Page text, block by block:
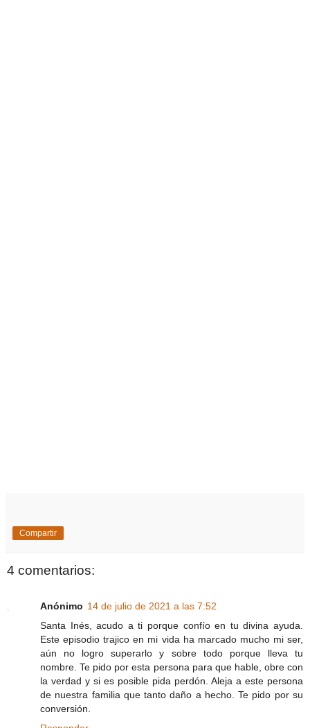
Compartir
4 comentarios:
Anónimo 14 de julio de 2021 a las 7:52
Santa Inés, acudo a ti porque confío en tu divina ayuda.
Este episodio trajico en mi vida ha marcado mucho mi ser,
aún no logro superarlo y sobre todo porque lleva tu
nombre. Te pido por esta persona para que hable, obre con
la verdad y si es posible pida perdón. Aleja a este persona
de nuestra familia que tanto daño a hecho. Te pido por su
conversión.